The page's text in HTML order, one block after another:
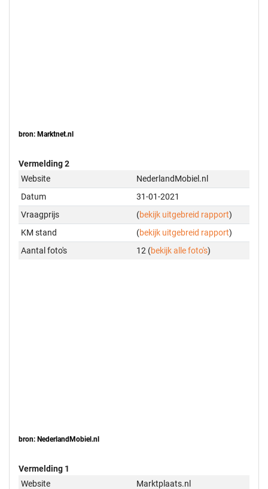
bron: Marktnet.nl
Vermelding 2
Website
NederlandMobiel.nl
Datum
31-01-2021
Vraagprijs
(bekijk uitgebreid rapport)
KM stand
(bekijk uitgebreid rapport)
Aantal foto's
12 (bekijk alle foto's)
bron: NederlandMobiel.nl
Vermelding 1
Website
Marktplaats.nl